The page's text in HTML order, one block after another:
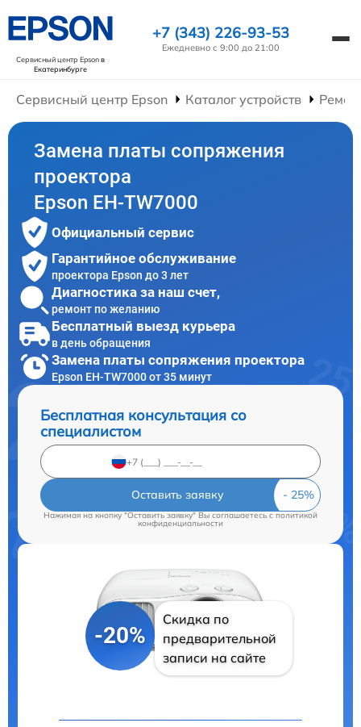
Сервисный центр Epsonв
Екатеринбурге
+7 (343) 226-93-53
Ежедневно с 9:00 до 21:00
Сервисный центр Epson Каталог устройств
Замена платы сопряжения
проектора
Epson EH-TW7000
Официальный сервис
Гарантийное обслуживание
проектора Epson до 3 лет
Диагностика за наш счет,
ремонт по желанию
Бесплатный выезд курьера
в день обращения
Замена платы сопряжения проектора
Epson EH-TW7000 от 35 минут
Бесплатная консультация со
специалистом
Оставить заявку
Нажимая на кнопку "Оставить заявку" Вы соглашаетесь cполитикой
конфиденциальности
-20%
Скидка по
предварительной
записи на сайте